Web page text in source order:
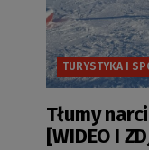
TURYSTYKA I
Tłumy
[WIDEO I